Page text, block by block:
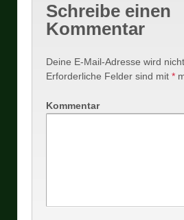
Schreibe einen
Kommentar
Deine E-Mail-Adresse wird
Erforderliche Felder sind mit *
Kommentar